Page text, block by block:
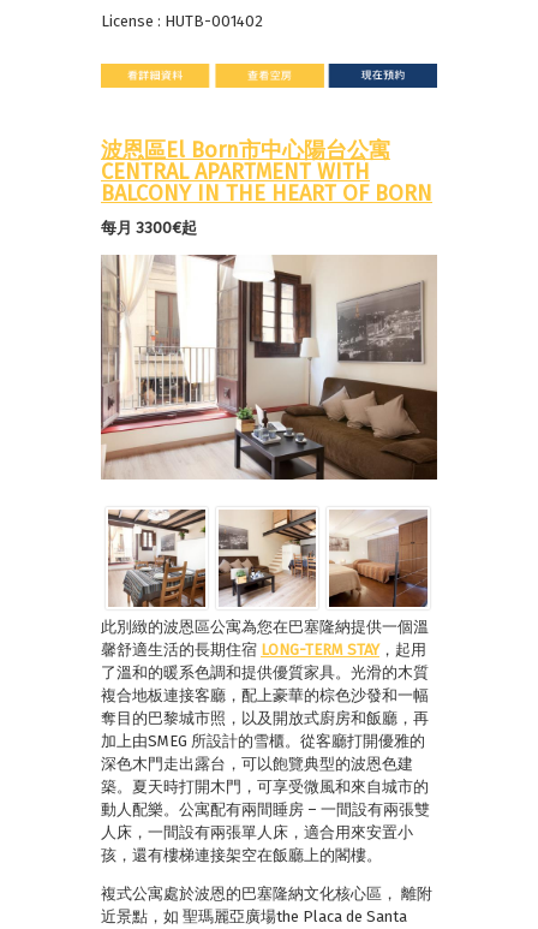
License : HUTB-001402
波恩區El Born市中心陽台公寓
CENTRAL APARTMENT WITH
BALCONY IN THE HEART OF BORN
每月 3300€起
此別緻的波恩區公寓為您在巴塞隆納提供一個溫
馨舒適生活的長期住宿 LONG-TERM STAY，起用
了溫和的暖系色調和提供優質家具。光滑的木質
複合地板連接客廳，配上豪華的棕色沙發和一幅
奪目的巴黎城市照，以及開放式廚房和飯廳，再
加上由SMEG 所設計的雪櫃。從客廳打開優雅的
深色木門走出露台，可以飽覽典型的波恩色建
築。夏天時打開木門，可享受微風和來自城市的
動人配樂。公寓配有兩間睡房 – 一間設有兩張雙
人床，一間設有兩張單人床，適合用來安置小
孩，還有樓梯連接架空在飯廳上的閣樓。
複式公寓處於波恩的巴塞隆納文化核心區， 離附
近景點，如 聖瑪麗亞廣場the Placa de Santa